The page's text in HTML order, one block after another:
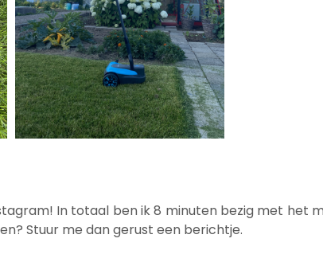
In totaal ben ik 8 minuten bezig met het
Stuur me dan gerust een berichtje.